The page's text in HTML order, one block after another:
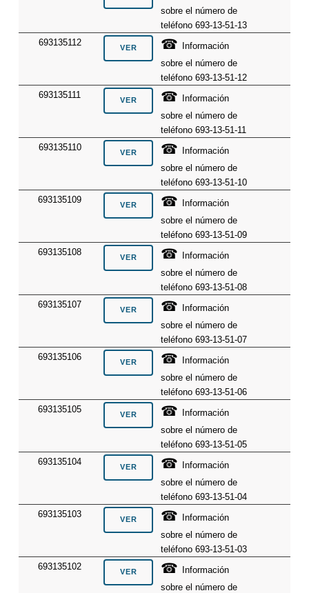
sobre el número de
teléfono 693-13-51-13
693135112
☎
Información
sobre el número de
teléfono 693-13-51-12
693135111
☎
Información
sobre el número de
teléfono 693-13-51-11
693135110
☎
Información
sobre el número de
teléfono 693-13-51-10
693135109
☎
Información
sobre el número de
teléfono 693-13-51-09
693135108
☎
Información
sobre el número de
teléfono 693-13-51-08
693135107
☎
Información
sobre el número de
teléfono 693-13-51-07
693135106
☎
Información
sobre el número de
teléfono 693-13-51-06
693135105
☎
Información
sobre el número de
teléfono 693-13-51-05
693135104
☎
Información
sobre el número de
teléfono 693-13-51-04
693135103
☎
Información
sobre el número de
teléfono 693-13-51-03
693135102
☎
Información
sobre el número de